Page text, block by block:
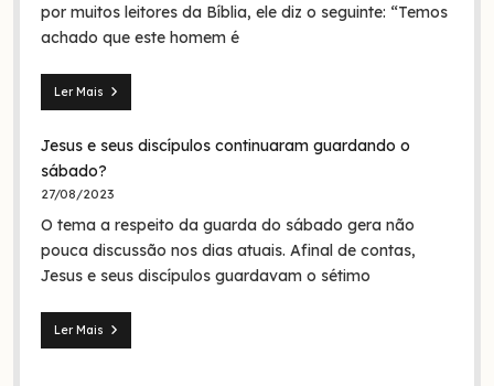
em
nome
por muitos leitores da Bíblia, ele diz o seguinte: “Temos
achado que este homem é
Ler Mais
Seita
nazarenos:
quem
foram
na
Bíblia
Jesus e seus discípulos continuaram guardando o
sábado?
27/08/2023
O tema a respeito da guarda do sábado gera não
pouca discussão nos dias atuais. Afinal de contas,
Jesus e seus discípulos guardavam o sétimo
Ler Mais
Jesus